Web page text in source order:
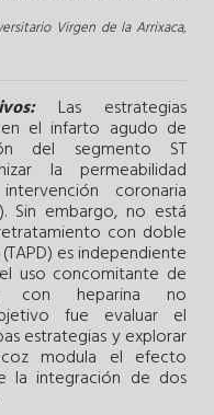
Virgen de la Arrixaca,
Las estrategias
el infarto agudo de
del segmento ST
la permeabilidad
coronaria
Sin embargo, no está
con doble
es independiente
uso concomitante de
con heparina no
fue evaluar el
estrategias y explorar
modula el efecto
la integración de dos